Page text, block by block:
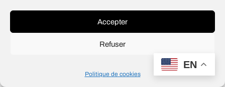
Accepter
Refuser
Politique de cookies
EN